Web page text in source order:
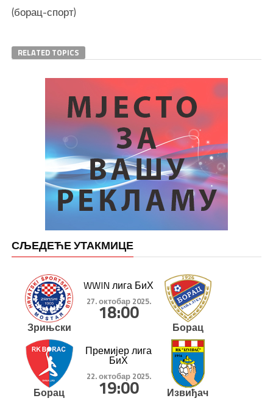
(борац-спорт)
RELATED TOPICS
СЉЕДЕЋЕ УТАКМИЦЕ
Зрињски
WWIN лига БиХ
27. октобар 2025.
18:00
Борац
Борац
Премијер лига
БиХ
22. октобар 2025.
19:00 Извиђач